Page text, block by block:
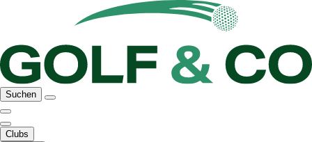
Suchen
Clubs